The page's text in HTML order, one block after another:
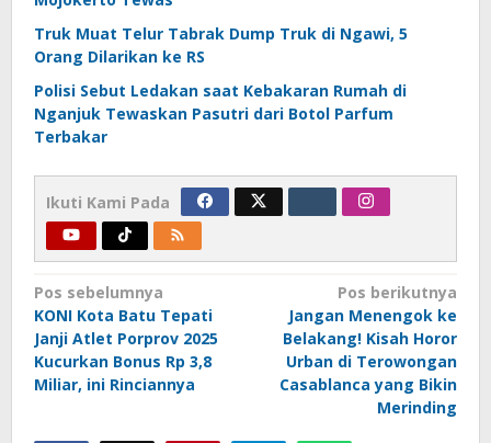
Truk Muat Telur Tabrak Dump Truk di Ngawi, 5
Orang Dilarikan ke RS
Polisi Sebut Ledakan saat Kebakaran Rumah di
Nganjuk Tewaskan Pasutri dari Botol Parfum
Terbakar
Ikuti Kami Pada
Navigasi
pos
Pos sebelumnya
KONI Kota Batu Tepati
Janji Atlet Porprov 2025
Kucurkan Bonus Rp 3,8
Miliar, ini Rinciannya
Pos berikutnya
Jangan Menengok ke
Belakang! Kisah Horor
Urban di Terowongan
Casablanca yang Bikin
Merinding